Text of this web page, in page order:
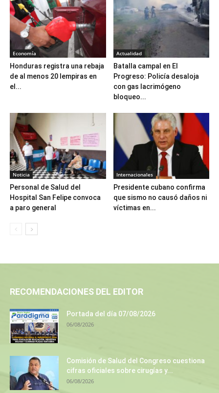
Economía
Honduras registra una rebaja
de al menos 20 lempiras en
el...
Actualidad
Batalla campal en El
Progreso: Policía desaloja
con gas lacrimógeno
bloqueo...
Noticia
Personal de Salud del
Hospital San Felipe convoca
a paro general
Internacionales
Presidente cubano confirma
que sismo no causó daños ni
víctimas en...
RECOMENDACIONES DEL EDITOR
Portada del día 07/08/2026
06/08/2026
Comisión de Salud del Congreso cuestiona
cifras oficiales sobre cirugías y...
06/08/2026